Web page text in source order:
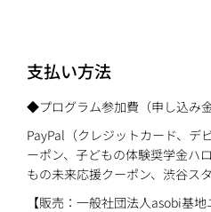
支払い方法
◆プログラム参加費（申し込み金
PayPal（クレジットカード、デ
ーポン、子どもの体験奨学金ハ
もの未来応援クーポン、渋谷ス
【販売：一般社団法人asobi基地